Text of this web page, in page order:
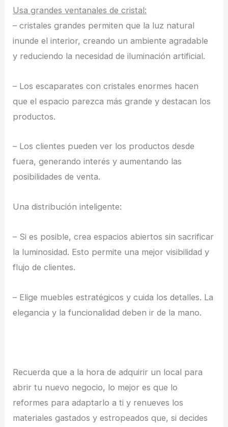
Usa grandes ventanales de cristal:
– cristales grandes permiten que la luz natural
inunde el interior, creando un ambiente agradable
y reduciendo la necesidad de iluminación artificial.
– Los escaparates con cristales enormes hacen
que el espacio parezca más grande y destacan los
productos.
– Los clientes pueden ver los productos desde
fuera, generando interés y aumentando las
posibilidades de venta.
Una distribución inteligente:
– Si es posible, crea espacios abiertos sin sacrificar
la luminosidad. Esto permite una mejor visibilidad y
flujo de clientes.
– Elige muebles estratégicos y cuida los detalles. La
elegancia y la funcionalidad deben ir de la mano.
Recuerda que a la hora de adquirir un local para
abrir tu nuevo negocio, lo mejor es que lo
reformes para adaptarlo a ti y renueves los
materiales gastados y estropeados que, si decides